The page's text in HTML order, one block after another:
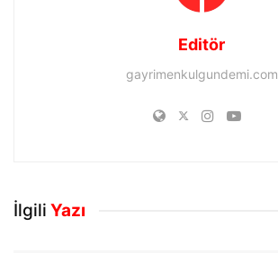
Editör
gayrimenkulgundemi.com
İlgili Yazı